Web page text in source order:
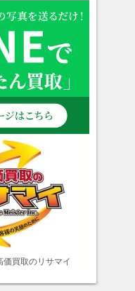
買取のリサマイ